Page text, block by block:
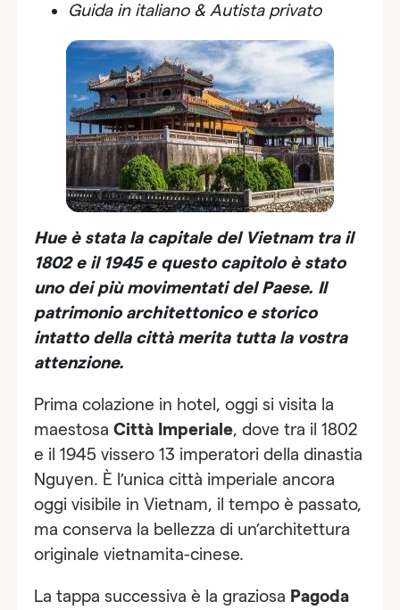
Guida in italiano & Autista privato
Hue è stata la capitale del Vietnam tra il
1802 e il 1945 e questo capitolo è stato
uno dei più movimentati del Paese. Il
patrimonio architettonico e storico
intatto della città merita tutta la vostra
attenzione.
Prima colazione in hotel, oggi si visita la
maestosaCittà Imperiale, dove tra il 1802
e il 1945 vissero 13 imperatori della dinastia
Nguyen. È l’unica città imperiale ancora
oggi visibile in Vietnam, il tempo è passato,
ma conserva la bellezza di un’architettura
originale vietnamita-cinese.
La tappa successiva è la graziosa Pagoda